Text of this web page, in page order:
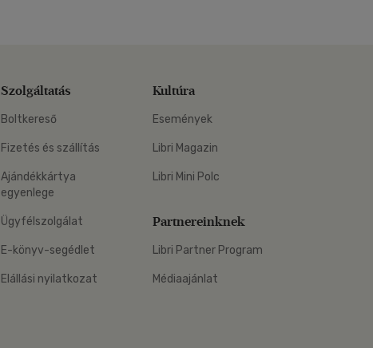
Szolgáltatás
Boltkereső
Fizetés és szállítás
Ajándékkártya
egyenlege
Ügyfélszolgálat
E-könyv-segédlet
Elállási nyilatkozat
Kultúra
Események
Libri Magazin
Libri Mini Polc
Partnereinknek
Libri Partner Program
Médiaajánlat